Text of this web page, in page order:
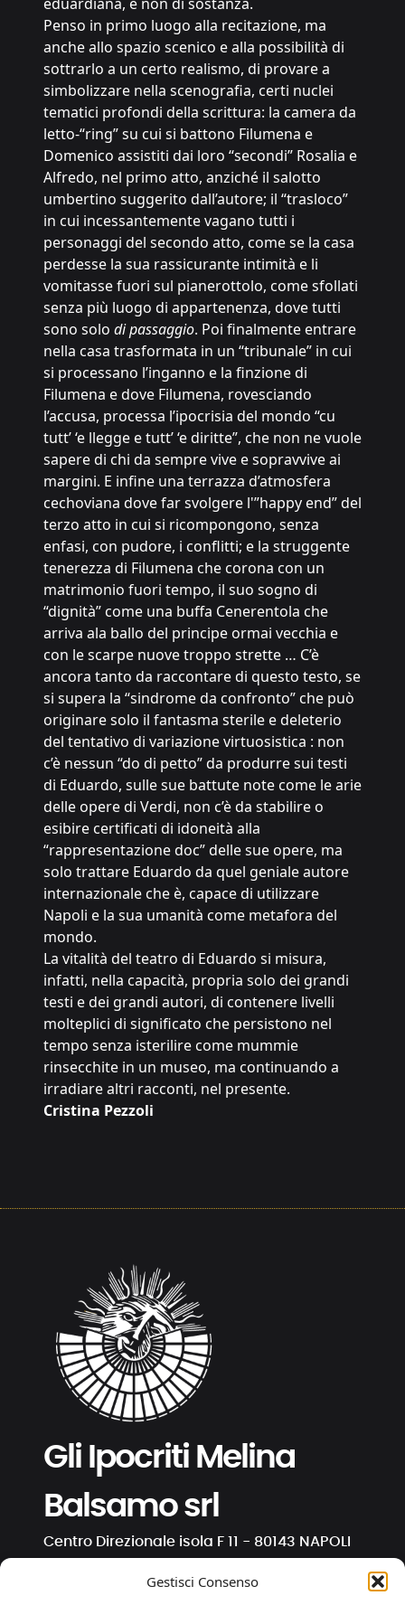
Gestisci Consenso
Penso in primo luogo alla recitazione, ma
anche allo spazio scenico e alla possibilità di
sottrarlo a un certo realismo, di provare a
simbolizzare nella scenografia, certi nuclei
tematici profondi della scrittura: la camera da
letto-“ring” su cui si battono Filumena e
Domenico assistiti dai loro “secondi” Rosalia e
Alfredo, nel primo atto, anziché il salotto
umbertino suggerito dall’autore; il “trasloco”
in cui incessantemente vagano tutti i
personaggi del secondo atto, come se la casa
perdesse la sua rassicurante intimità e li
vomitasse fuori sul pianerottolo, come sfollati
senza più luogo di appartenenza, dove tutti
sono solo di passaggio. Poi finalmente entrare
nella casa trasformata in un “tribunale” in cui
si processano l’inganno e la finzione di
Filumena e dove Filumena, rovesciando
l’accusa, processa l’ipocrisia del mondo “cu
tutt’ ‘e llegge e tutt’ ‘e diritte”, che non ne vuole
sapere di chi da sempre vive e sopravvive ai
margini. E infine una terrazza d’atmosfera
cechoviana dove far svolgere l'”happy end” del
terzo atto in cui si ricompongono, senza
enfasi, con pudore, i conflitti; e la struggente
tenerezza di Filumena che corona con un
matrimonio fuori tempo, il suo sogno di
“dignità” come una buffa Cenerentola che
arriva ala ballo del principe ormai vecchia e
con le scarpe nuove troppo strette … C’è
ancora tanto da raccontare di questo testo, se
si supera la “sindrome da confronto” che può
originare solo il fantasma sterile e deleterio
del tentativo di variazione virtuosistica : non
c’è nessun “do di petto” da produrre sui testi
di Eduardo, sulle sue battute note come le arie
delle opere di Verdi, non c’è da stabilire o
esibire certificati di idoneità alla
“rappresentazione doc” delle sue opere, ma
solo trattare Eduardo da quel geniale autore
internazionale che è, capace di utilizzare
Napoli e la sua umanità come metafora del
mondo.
La vitalità del teatro di Eduardo si misura,
infatti, nella capacità, propria solo dei grandi
testi e dei grandi autori, di contenere livelli
molteplici di significato che persistono nel
tempo senza isterilire come mummie
rinsecchite in un museo, ma continuando a
irradiare altri racconti, nel presente.
Cristina Pezzoli
Gli Ipocriti Melina
Balsamo srl
Centro Direzionale isola F 11 - 80143 NAPOLI